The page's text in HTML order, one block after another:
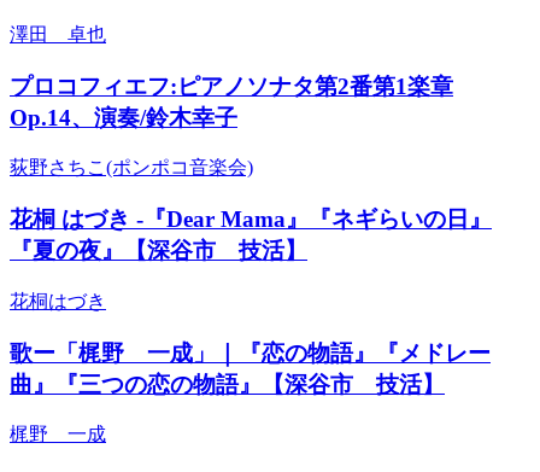
澤田 卓也
プロコフィエフ:ピアノソナタ第2番第1楽章
Op.14、演奏/鈴木幸子
荻野さちこ(ポンポコ音楽会)
花桐 はづき -『Dear Mama』『ネギらいの日』
『夏の夜』【深谷市 技活】
花桐はづき
歌ー「梶野 一成」｜『恋の物語』『メドレー
曲』『三つの恋の物語』【深谷市 技活】
梶野 一成